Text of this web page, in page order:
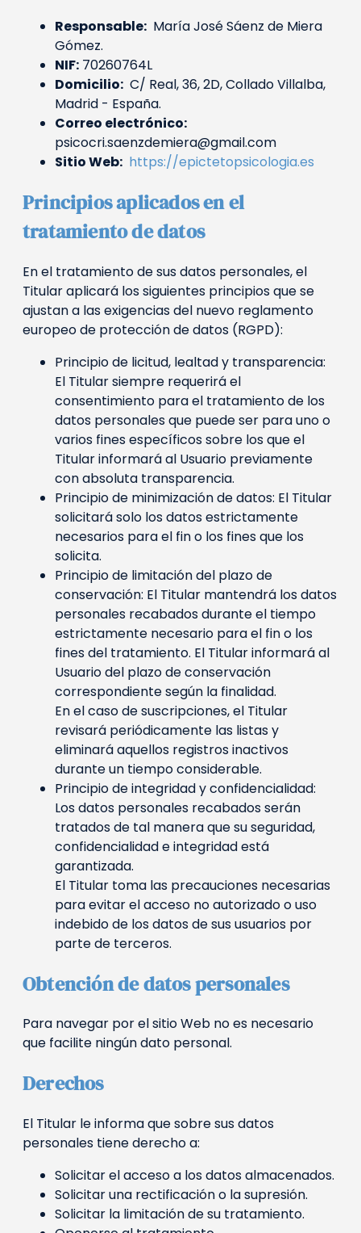
Responsable: María José Sáenz de Miera
Gómez.
NIF: 70260764L
Domicilio: C/ Real, 36, 2D, Collado Villalba,
Madrid - España.
Correo electrónico:
psicocri.saenzdemiera@gmail.com
Sitio Web: https://epictetopsicologia.es
Principios aplicados en el
tratamiento de datos
En el tratamiento de sus datos personales, el
Titular aplicará los siguientes principios que se
ajustan a las exigencias del nuevo reglamento
europeo de protección de datos (RGPD):
Principio de licitud, lealtad y transparencia:
El Titular siempre requerirá el
consentimiento para el tratamiento de los
datos personales que puede ser para uno o
varios fines específicos sobre los que el
Titular informará al Usuario previamente
con absoluta transparencia.
Principio de minimización de datos: El Titular
solicitará solo los datos estrictamente
necesarios para el fin o los fines que los
solicita.
Principio de limitación del plazo de
conservación: El Titular mantendrá los datos
personales recabados durante el tiempo
estrictamente necesario para el fin o los
fines del tratamiento. El Titular informará al
Usuario del plazo de conservación
correspondiente según la finalidad.
En el caso de suscripciones, el Titular
revisará periódicamente las listas y
eliminará aquellos registros inactivos
durante un tiempo considerable.
Principio de integridad y confidencialidad:
Los datos personales recabados serán
tratados de tal manera que su seguridad,
confidencialidad e integridad está
garantizada.
El Titular toma las precauciones necesarias
para evitar el acceso no autorizado o uso
indebido de los datos de sus usuarios por
parte de terceros.
Obtención de datos personales
Para navegar por el sitio Web no es necesario
que facilite ningún dato personal.
Derechos
El Titular le informa que sobre sus datos
personales tiene derecho a:
Solicitar el acceso a los datos almacenados.
Solicitar una rectificación o la supresión.
Solicitar la limitación de su tratamiento.